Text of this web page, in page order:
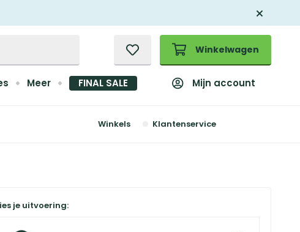
Winkelwagen
Meer FINAL SALE Mijn account
Winkels Klantenservice
je uitvoering: